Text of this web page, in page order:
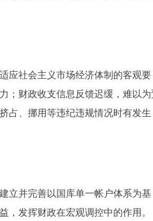
应社会主义市场经济体制的客观要
；财政收支信息反馈迟缓，难以为
占、挪用等违纪违规情况时有发生
并完善以国库单一帐户体系为基
，发挥财政在宏观调控中的作用。